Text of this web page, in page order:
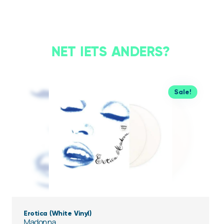
NET IETS ANDERS?
Sale!
Erotica (White Vinyl)